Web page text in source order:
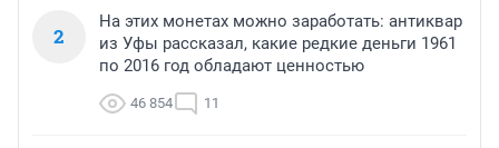
2
На этих монетах можно заработать: антиквар
из Уфы рассказал, какие редкие деньги 1961
по 2016 год обладают ценностью
46 854 11